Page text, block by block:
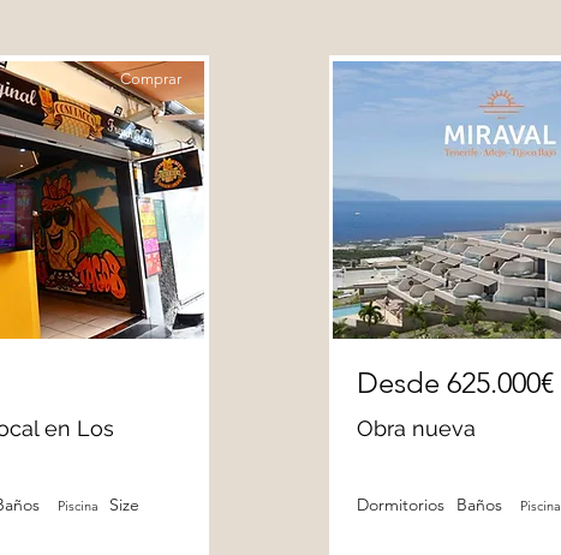
Comprar
en Los
Piscina Size
Desde 625.000€
Obra nueva
Dormitorios Baños Piscina